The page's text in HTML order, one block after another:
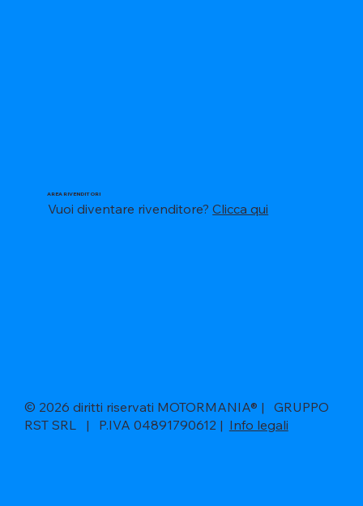
AREA RIVENDITORI
Vuoi diventare rivenditore?Clicca qui
© 2026 diritti riservati MOTORMANIA® | GRUPPO
RST SRL | P.IVA 04891790612 | Info legali